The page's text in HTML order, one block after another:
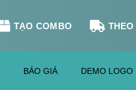
TẠO COMBO
BÁO GIÁ DEMO LOGO